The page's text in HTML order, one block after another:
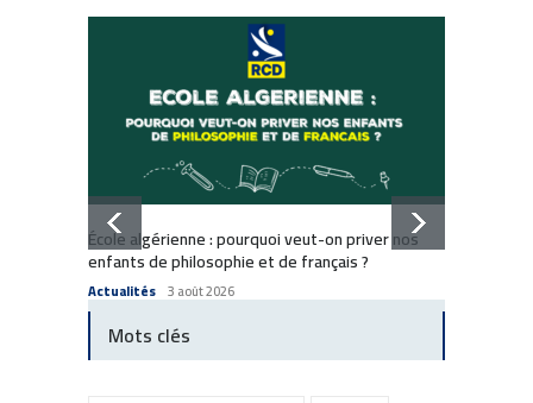
École algérienne : pourquoi veut-on priver nos
enfants de philosophie et de français ?
Actualités 3 août 2026
Mots clés